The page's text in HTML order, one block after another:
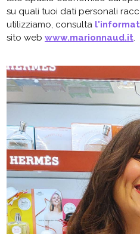
su quali tuoi dati personali
utilizziamo, consulta
sito webwww.marionnaud.it.